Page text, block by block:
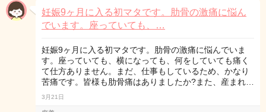
妊娠9ヶ月に入る初マタです。肋骨の激痛に悩ん
でいます。座っていても、…
妊娠9ヶ月に入る初マタです。肋骨の激痛に悩んでいま
す。座っていても、横になっても、何をしていても痛く
て仕方ありません。まだ、仕事もしているため、かなり
苦痛です。皆様も肋骨痛はありましたか?また、産まれ…
3月21日